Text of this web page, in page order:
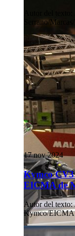
Serrano/
17 nov 2024
Kymco CV3
EICMA de
Autor del texto:
Kymco/EICMA